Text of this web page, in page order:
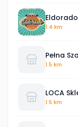
1.4 km
Pełna
1.5 km
LOCA
1.5 km